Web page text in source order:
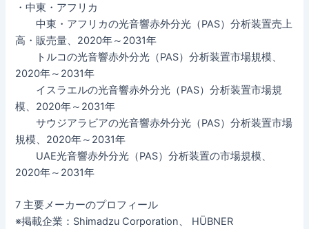
・中東・アフリカ
中東・アフリカの光音響赤外分光（PAS）分析装置売上
高・販売量、2020年～2031年
トルコの光音響赤外分光（PAS）分析装置市場規模、
2020年～2031年
イスラエルの光音響赤外分光（PAS）分析装置市場規
模、2020年～2031年
サウジアラビアの光音響赤外分光（PAS）分析装置市場
規模、2020年～2031年
UAE光音響赤外分光（PAS）分析装置の市場規模、
2020年～2031年
7 主要メーカーのプロフィール
※掲載企業：Shimadzu Corporation、 HÜBNER